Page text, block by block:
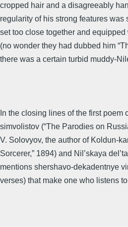
cropped hair and a disagreeably
regularity of his strong features was
set too close together and
(no wonder they had dubbed him
there was a certain turbid muddy-
In the closing lines of the first poem
simvolistov (“The Parodies on
V. Solovyov, the author of Koldun-
Sorcerer,” 1894) and Nil’skaya
mentions shershavo-dekadentnye
verses) that make one who listens